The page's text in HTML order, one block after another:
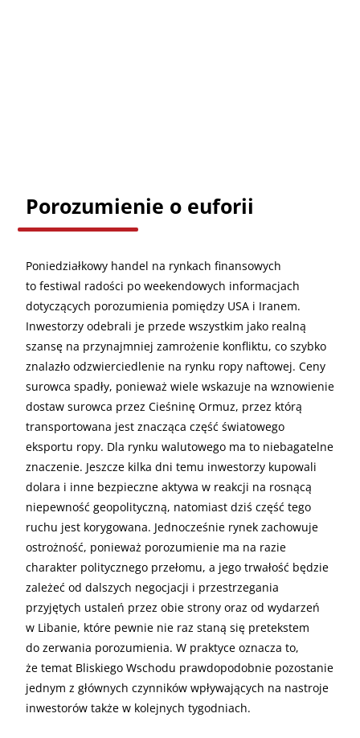
Porozumienie o euforii
Poniedziałkowy handel na rynkach finansowych
to festiwal radości po weekendowych informacjach
dotyczących porozumienia pomiędzy USA i Iranem.
Inwestorzy odebrali je przede wszystkim jako realną
szansę na przynajmniej zamrożenie konfliktu, co szybko
znalazło odzwierciedlenie na rynku ropy naftowej. Ceny
surowca spadły, ponieważ wiele wskazuje na wznowienie
dostaw surowca przez Cieśninę Ormuz, przez którą
transportowana jest znacząca część światowego
eksportu ropy. Dla rynku walutowego ma to niebagatelne
znaczenie. Jeszcze kilka dni temu inwestorzy kupowali
dolara i inne bezpieczne aktywa w reakcji na rosnącą
niepewność geopolityczną, natomiast dziś część tego
ruchu jest korygowana. Jednocześnie rynek zachowuje
ostrożność, ponieważ porozumienie ma na razie
charakter politycznego przełomu, a jego trwałość będzie
zależeć od dalszych negocjacji i przestrzegania
przyjętych ustaleń przez obie strony oraz od wydarzeń
w Libanie, które pewnie nie raz staną się pretekstem
do zerwania porozumienia. W praktyce oznacza to,
że temat Bliskiego Wschodu prawdopodobnie pozostanie
jednym z głównych czynników wpływających na nastroje
inwestorów także w kolejnych tygodniach.